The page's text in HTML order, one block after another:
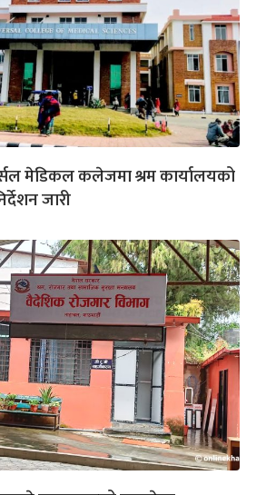
मेडिकल कलेजमा श्रम कार्यालयको
जारी